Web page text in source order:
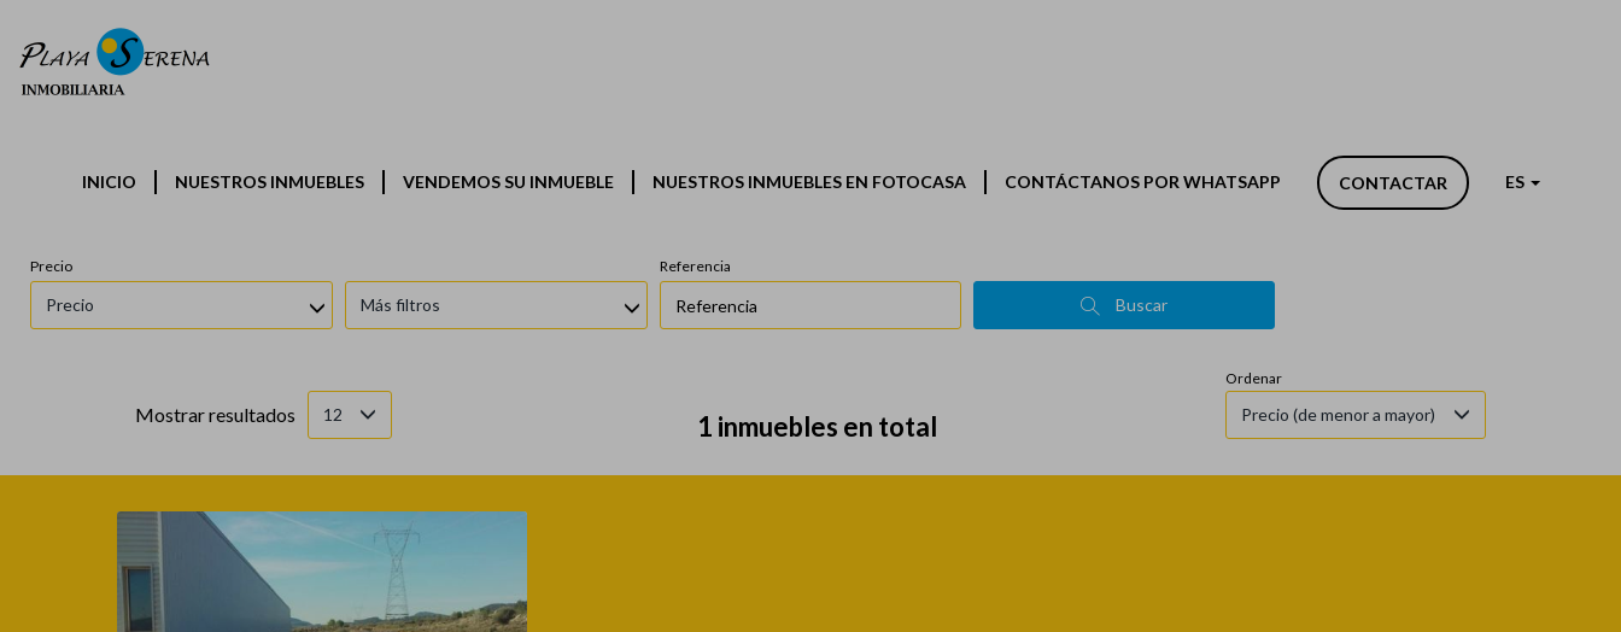
INICIO NUESTROS INMUEBLES VENDEMOS SU INMUEBLE NUESTROS INMUEBLES EN FOTOCASA CONTÁCTANOS POR WHATSAPP CONTACTAR ES
Provincias Municipios Zonas Operación Tipo de inmueble
Terrenos, solares, finc.rústicas,masías
Precio
Precio Más filtros
Referencia
Buscar
1 inmuebles en total
Ordenar
Precio (de menor a mayor)
Mostrar resultados 12